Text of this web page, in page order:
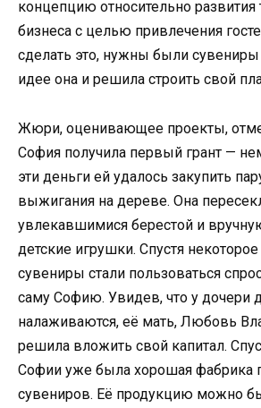
концепцию относительно развития
бизнеса с целью привлечения
сделать это, нужны были сувениры
идее она и решила строить свой
Жюри, оценивающее проекты,
София получила первый грант —
эти деньги ей удалось закупить
выжигания на дереве. Она
увлекавшимися берестой и
детские игрушки. Спустя
сувениры стали пользоваться
саму Софию. Увидев, что у дочери
налаживаются, её мать, Любовь
решила вложить свой капитал.
Софии уже была хорошая фабрика
сувениров. Её продукцию можно